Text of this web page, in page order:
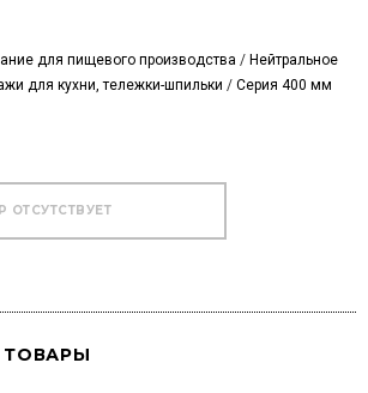
для пищевого производства / Нейтральное
для кухни, тележки-шпильки / Серия 400 мм